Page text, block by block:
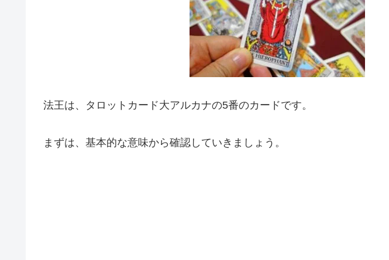
法王は、タロットカード大アルカナの5番のカードです。
まずは、基本的な意味から確認していきましょう。